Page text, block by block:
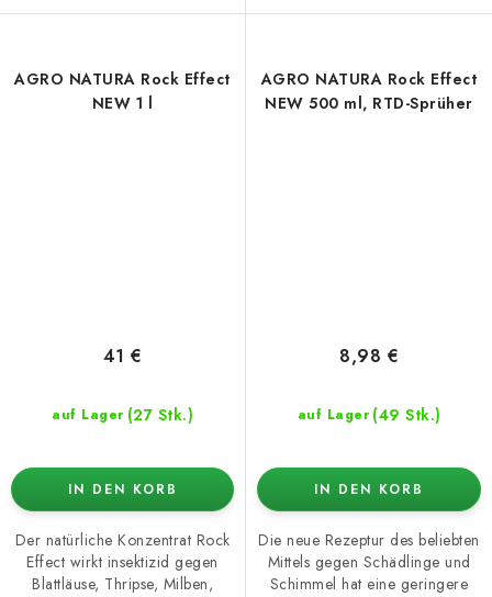
AGRO NATURA Rock Effect
NEW 1 l
auf Lager (27 Stk.)
41 €
IN DEN KORB
Der natürliche Konzentrat Rock
Effect wirkt insektizid gegen
Blattläuse, Thripse, Milben,
AGRO NATURA Rock Effect
NEW 500 ml, RTD-Sprüher
auf Lager (49 Stk.)
8,98 €
IN DEN KORB
Die neue Rezeptur des beliebten
Mittels gegen Schädlinge und
Schimmel hat eine geringere